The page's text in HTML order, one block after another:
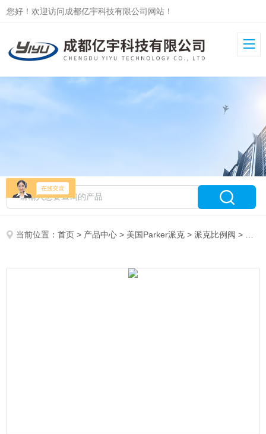
您好！欢迎访问成都亿宇科技有限公司网站！
当前位置：首页 > 产品中心 > 美国Parker派克 >派克比例阀 > D41FCE01FC1NE70Parker派克比例阀D41FC系列